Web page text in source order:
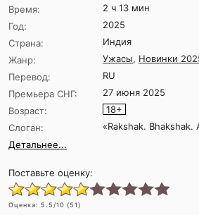
Время:
2 ч 13 мин
Год:
2025
Страна:
Индия
Жанр:
Ужасы, Новинки
Перевод:
RU
Премьера СНГ:
27 июня 2025
Возраст:
18+
Слоган:
«Rakshak. Bhakshak.
Детальнее...
Поставьте оценку:
Оценка: 5.5/10 (51)